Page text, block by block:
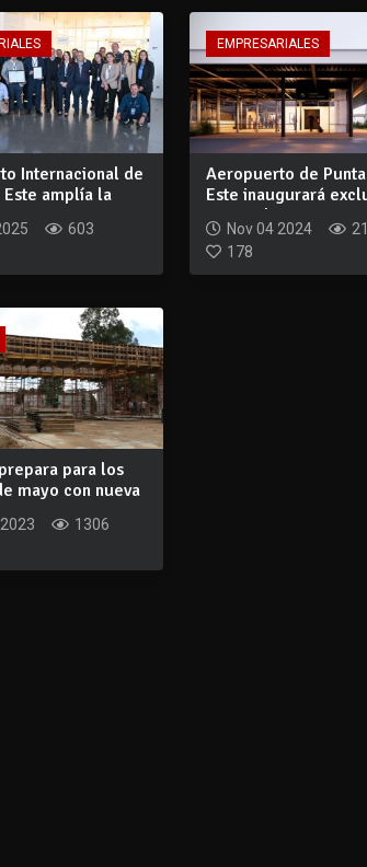
Internacional de
amplía la
603
EMPRESARIALES
Aeropuerto de
Este inaugurará
terminal p...
Nov 04 2024
178
para los
mayo con nueva
1306